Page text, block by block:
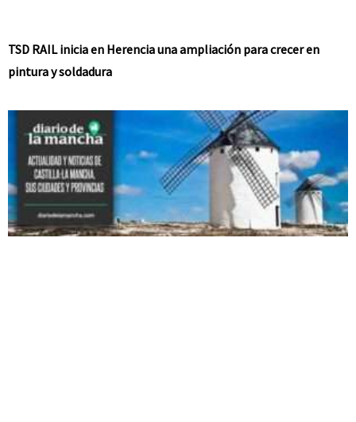
TSD RAIL inicia en Herencia una ampliación para crecer en
pintura y soldadura